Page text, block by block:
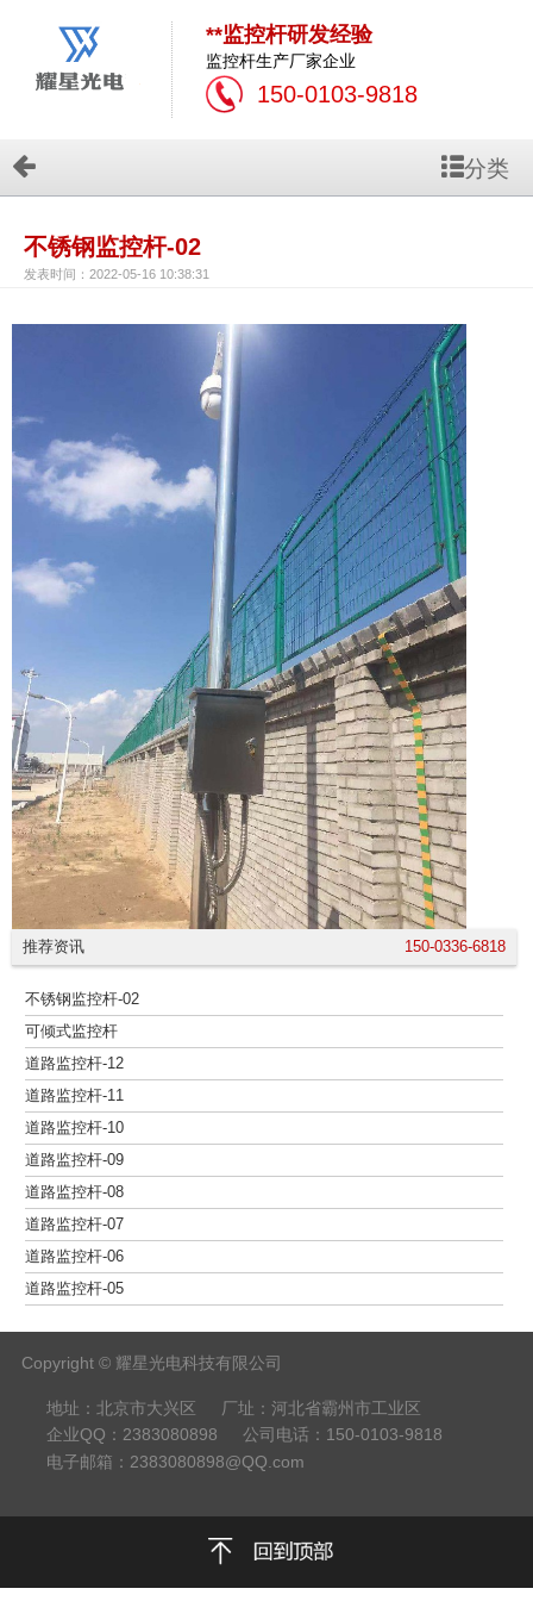
**监控杆研发经验
监控杆生产厂家企业
150-0103-9818
分类
不锈钢监控杆-02
发表时间：2022-05-16 10:38:31
推荐资讯 150-0336-6818
不锈钢监控杆-02
可倾式监控杆
道路监控杆-12
道路监控杆-11
道路监控杆-10
道路监控杆-09
道路监控杆-08
道路监控杆-07
道路监控杆-06
道路监控杆-05
Copyright © 耀星光电科技有限公司
地址：北京市大兴区
厂址：河北省霸州市工业区
企业QQ：2383080898
公司电话：150-0103-9818
电子邮箱：2383080898@QQ.com